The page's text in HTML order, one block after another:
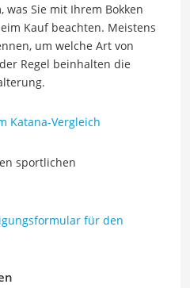
was Sie mit Ihrem Bokken
Kauf beachten. Meistens
um welche Art von
Regel beinhalten die
Katana-Vergleich
sportlichen
für den